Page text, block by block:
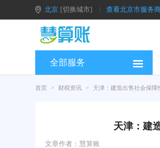
北京 [切换城市] 查看北京市服务
全部服务
首页 > 财税资讯 > 天津：建造出售社会保
天津：建
文章作者： 慧算账